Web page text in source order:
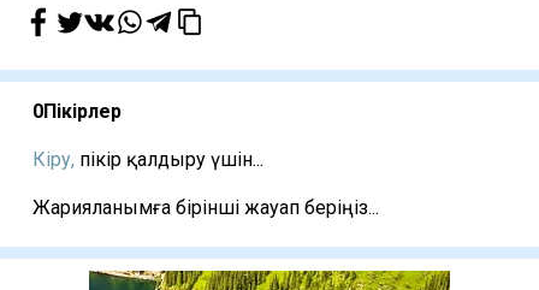
0Пікірлер
Кіру, пікір қалдыру үшін...
Жарияланымға бірінші жауап беріңіз...